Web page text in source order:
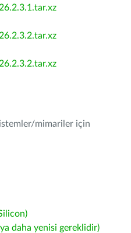
mimariler için
daha yenisi gereklidir)